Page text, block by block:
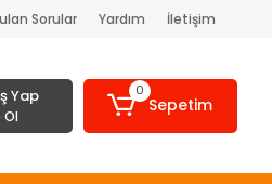
Sorular Yardım İletişim
Yap
Ol
0
Sepetim